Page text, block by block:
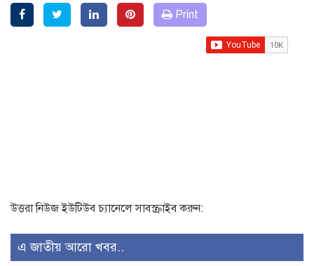
Print
উত্তরা নিউজ ইউটিউব চ্যানেলে সাবস্ক্রাইব করুন:
এ জাতীয় আরো খবর..